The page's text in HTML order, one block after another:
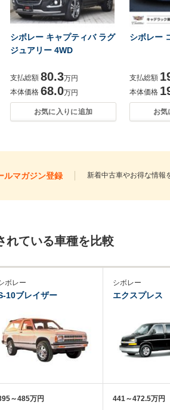
シボレー キャプティバ ラグ
ジュアリー 4WD
支払総額 80.3万円
本体価格 68.0万円
お気に入りに追加
シボレー
支払総額
本体価格
お気
ルマガジン登録 新着中古車やお得な情報
れている車種を比較
ボレー
10ブレイザー
～485万円
シボレー
エクスプレス
441～472.5万円